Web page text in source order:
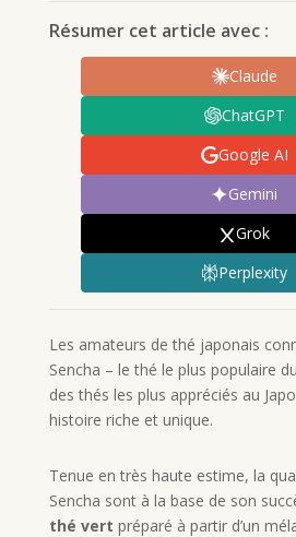
Résumer cet article avec :
Claude
ChatGPT
Google AI
Gemini
Grok
Perplexity
Les amateurs de thé japonais
Sencha – le thé le plus populaire du
des thés les plus appréciés au
histoire riche et unique.
Tenue en très haute estime, la
Sencha sont à la base de son
thé vert préparé à partir d’un